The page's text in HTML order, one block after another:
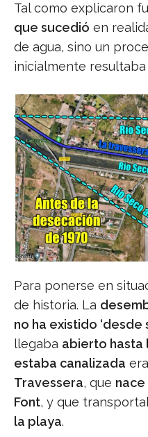
Tal como explicaron
que sucedió en
de agua, sino un
inicialmente
Para ponerse en
de historia. La
no ha existido ‘desde
llegaba abierto hasta
estaba canalizada
Travessera, que nace
Font, y que
la playa.